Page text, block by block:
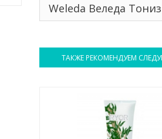
Weleda Веледа
ТАКЖЕ РЕКОМЕНДУЕМ